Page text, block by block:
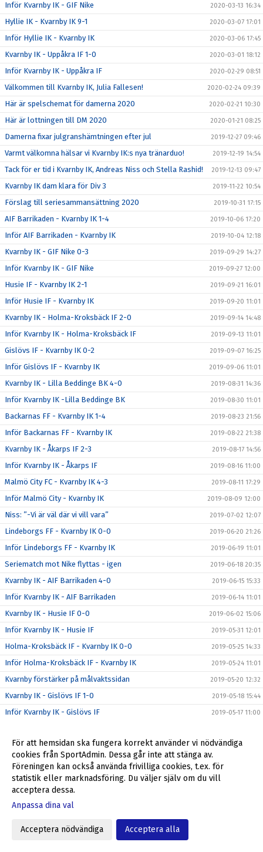
Inför Kvarnby IK - GIF Nike 2020-03-13 16:34
Hyllie IK - Kvarnby IK 9-1 2020-03-07 17:01
Inför Hyllie IK - Kvarnby IK 2020-03-06 17:45
Kvarnby IK - Uppåkra IF 1-0 2020-03-01 18:12
Inför Kvarnby IK - Uppåkra IF 2020-02-29 08:51
Välkommen till Kvarnby IK, Julia Fallesen! 2020-02-24 09:39
Här är spelschemat för damerna 2020 2020-02-21 10:30
Här är lottningen till DM 2020 2020-01-21 08:25
Damerna fixar julgranshämtningen efter jul 2019-12-27 09:46
Varmt välkomna hälsar vi Kvarnby IK:s nya tränarduo! 2019-12-19 14:54
Tack för er tid i Kvarnby IK, Andreas Niss och Stella Rashid! 2019-12-13 09:47
Kvarnby IK dam klara för Div 3 2019-11-22 10:54
Förslag till seriesammansättning 2020 2019-10-31 17:15
AIF Barrikaden - Kvarnby IK 1-4 2019-10-06 17:20
Inför AIF Barrikaden - Kvarnby IK 2019-10-04 12:18
Kvarnby IK - GIF Nike 0-3 2019-09-29 14:27
Inför Kvarnby IK - GIF Nike 2019-09-27 12:00
Husie IF - Kvarnby IK 2-1 2019-09-21 16:01
Inför Husie IF - Kvarnby IK 2019-09-20 11:01
Kvarnby IK - Holma-Kroksbäck IF 2-0 2019-09-14 14:48
Inför Kvarnby IK - Holma-Kroksbäck IF 2019-09-13 11:01
Gislövs IF - Kvarnby IK 0-2 2019-09-07 16:25
Inför Gislövs IF - Kvarnby IK 2019-09-06 11:01
Kvarnby IK - Lilla Beddinge BK 4-0 2019-08-31 14:36
Inför Kvarnby IK -Lilla Beddinge BK 2019-08-30 11:01
Backarnas FF - Kvarnby IK 1-4 2019-08-23 21:56
Inför Backarnas FF - Kvarnby IK 2019-08-22 21:38
Kvarnby IK - Åkarps IF 2-3 2019-08-17 14:56
Inför Kvarnby IK - Åkarps IF 2019-08-16 11:00
Malmö City FC - Kvarnby IK 4-3 2019-08-11 17:29
Inför Malmö City - Kvarnby IK 2019-08-09 12:00
Niss: ”-Vi är väl där vi vill vara” 2019-07-02 12:07
Lindeborgs FF - Kvarnby IK 0-0 2019-06-20 21:26
Inför Lindeborgs FF - Kvarnby IK 2019-06-19 11:01
Seriematch mot Nike flyttas - igen 2019-06-18 20:35
Kvarnby IK - AIF Barrikaden 4-0 2019-06-15 15:33
Inför Kvarnby IK - AIF Barrikaden 2019-06-14 11:01
Kvarnby IK - Husie IF 0-0 2019-06-02 15:06
Inför Kvarnby IK - Husie IF 2019-05-31 12:01
Holma-Kroksbäck IF - Kvarnby IK 0-0 2019-05-25 14:33
Inför Holma-Kroksbäck IF - Kvarnby IK 2019-05-24 11:01
Kvarnby förstärker på målvaktssidan 2019-05-20 12:32
Kvarnby IK - Gislövs IF 1-0 2019-05-18 15:44
Inför Kvarnby IK - Gislövs IF 2019-05-17 11:00
Inför Lilla Beddinge BK - Kvarnby IK 2019-05-10 12:00
Kvarnby IK - Backarnas FF 5-0 2019-05-08 21:38
Inför Kvarnby IK - Backarnas FF 2019-05-07 10:02
Åkarps IF - Kvarnby IK 3-1
Inför Åkarps IF - Kvarnby IK
Kvarnby IK - Malmö City 4-0
För att hemsidan ska fungera korrekt använder vi nödvändiga
cookies från SportAdmin. Dessa går inte att stänga av.
Föreningen kan också använda frivilliga cookies, t.ex. för
statistik eller marknadsföring. Du väljer själv om du vill
acceptera dessa.
Anpassa dina val
Acceptera nödvändiga Acceptera alla